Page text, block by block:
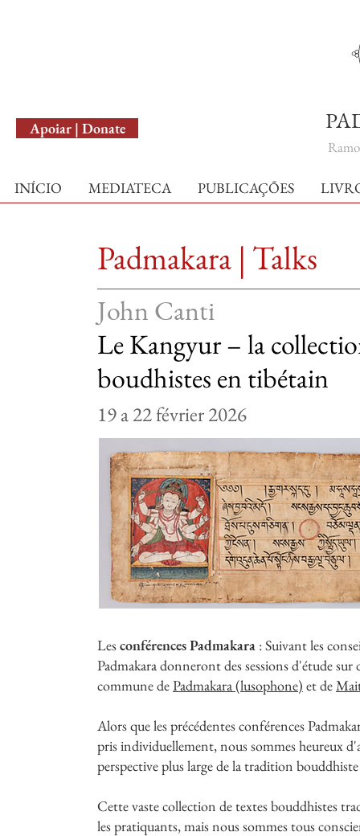
Apoiar | Donate
INÍCIO MEDIATECA PUBLICAÇÕES
Padmakara |
John Canti
Le Kangyur – la
boudhistes en tibétain
19 a 22 février 2026
Lesconférences Padmakara : Suivant les
Padmakara donneront des sessions d'étude
commune dePadmakara (lusophone) et de
Alors que les précédentes conférences
pris individuellement, nous sommes heureux
perspective plus large de la tradition
Cette vaste collection de textes bouddhistes
les pratiquants, mais nous sommes tous